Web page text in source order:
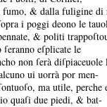
fumo, & dalla fuligine
i poggi deono le
& politi
ſeranno eſplicate le
non ſerà diſpiaceuole
ui uorrà por men-
ma utile, perche
quaſi due piedi, & bat-